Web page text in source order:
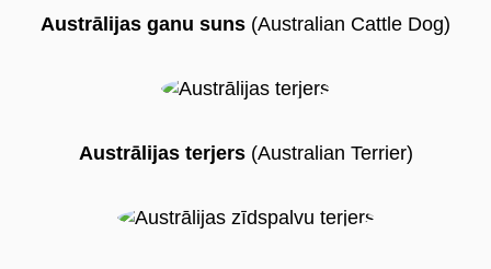
Austrālijas ganu suns (Australian Cattle Dog)
Austrālijas terjers(Australian Terrier)